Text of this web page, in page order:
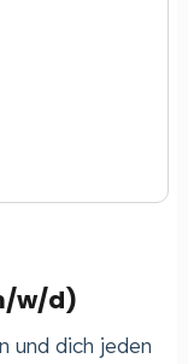
w/d)
und dich jeden